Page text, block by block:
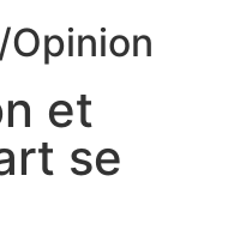
/Opinion
et
se